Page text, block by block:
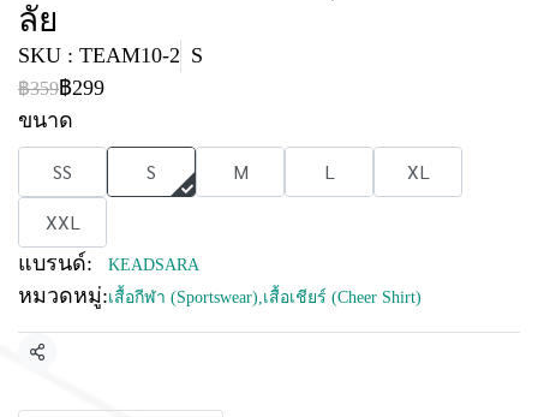
ลัย
SKU : TEAM10-2 S
฿359฿299
ขนาด
SS S M L
XL
XXL
แบรนด์: KEADSARA
หมวดหมู่:เสื้อกีฬา (Sportswear),เสื้อเชียร์ (Cheer Shirt)
แชร์